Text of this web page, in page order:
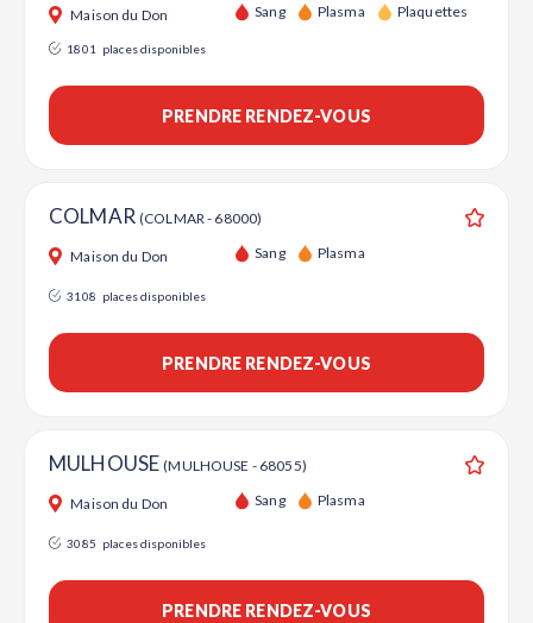
Maison du Don Sang Plasma Plaquettes
1801 places disponibles
PRENDRE RENDEZ-VOUS
COLMAR (COLMAR - 68000)
Maison du Don Sang Plasma
3108 places disponibles
PRENDRE RENDEZ-VOUS
MULHOUSE(MULHOUSE - 68055)
Maison du Don Sang Plasma
3085 places disponibles
PRENDRE RENDEZ-VOUS